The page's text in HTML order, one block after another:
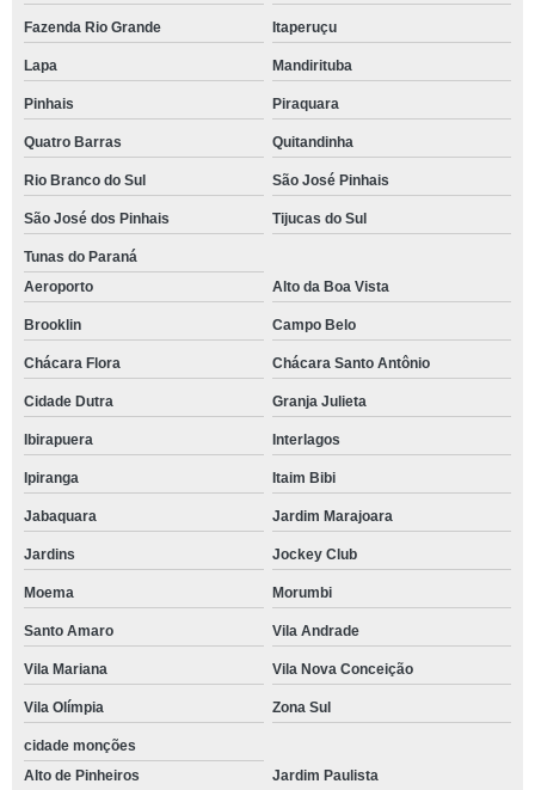
Fazenda Rio Grande Itaperuçu
Lapa Mandirituba
Pinhais Piraquara
Quatro Barras Quitandinha
Rio Branco do Sul São José Pinhais
São José dos Pinhais Tijucas do Sul
Tunas do Paraná
Aeroporto
Alto da Boa Vista
Brooklin Campo Belo
Chácara Flora Chácara Santo Antônio
Cidade Dutra Granja Julieta
Ibirapuera Interlagos
Ipiranga Itaim Bibi
Jabaquara Jardim Marajoara
Jardins Jockey Club
Moema Morumbi
Santo Amaro Vila Andrade
Vila Mariana Vila Nova Conceição
Vila Olímpia Zona Sul
cidade monções
Alto de Pinheiros
Jardim Paulista